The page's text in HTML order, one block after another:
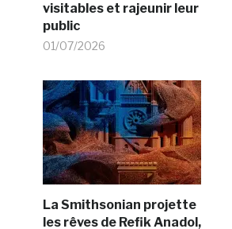
visitables et rajeunir leur
public
01/07/2026
La Smithsonian projette
les rêves de Refik Anadol,